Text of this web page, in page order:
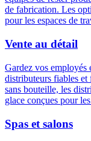
de fabrication. Les
pour les espaces de
Vente au détail
Gardez vos employés
distributeurs fiables
sans bouteille, les
glace conçues pour
Spas et salons